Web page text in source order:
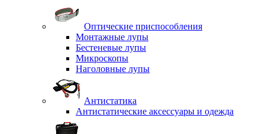
Оптические приспособления
Монтажные лупы
Бестеневые лупы
Микроскопы
Наголовные лупы
Антистатика
Антистатические аксессуары и одежда